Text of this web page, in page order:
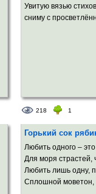
Увитую вязью
сниму с
218 1
Горький сок
Любить одного – это
Для моря
Любить лишь одну,
Сплошной моветон,